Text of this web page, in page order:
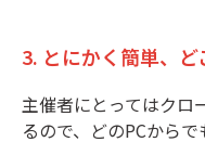
3. とにかく簡単、
主催者にとってはクロ
るので、どのPCから